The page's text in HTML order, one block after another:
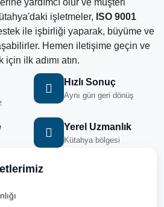
yardımcı olur ve müşteri
işletmeler, ISO 9001
ile işbirliği yaparak, büyüme ve
Hemen iletişime geçin ve
ilk adımı atın.
Hızlı Sonuç
Aynı gün geri dönüş
Yerel Uzmanlık
Kütahya bölgesi